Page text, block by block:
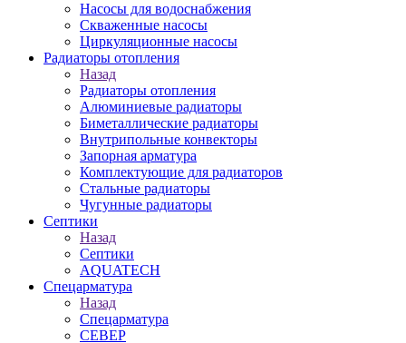
Насосы для водоснабжения
Скваженные насосы
Циркуляционные насосы
Радиаторы отопления
Назад
Радиаторы отопления
Алюминиевые радиаторы
Биметаллические радиаторы
Внутрипольные конвекторы
Запорная арматура
Комплектующие для радиаторов
Стальные радиаторы
Чугунные радиаторы
Септики
Назад
Септики
AQUATECH
Спецарматура
Назад
Спецарматура
СЕВЕР